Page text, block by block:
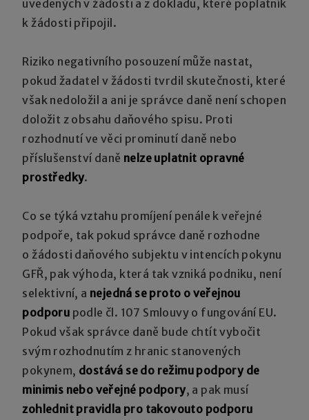
uvedených v žádosti a z dokladů, které poplatník
k žádosti připojil.
Riziko negativního posouzení může nastat,
pokud žadatel v žádosti tvrdil skutečnosti, které
však nedoložil a ani je správce daně není schopen
doložit z obsahu daňového spisu. Proti
rozhodnutí ve věci prominutí daně nebo
příslušenství daně nelze uplatnit opravné
prostředky.
Co se týká vztahu promíjení penále k veřejné
podpoře, tak pokud správce daně rozhodne
o žádosti daňového subjektu v intencích pokynu
GFŘ, pak výhoda, která tak vzniká podniku, není
selektivní, a nejedná se proto o veřejnou
podporu podle čl. 107 Smlouvy o fungování EU.
Pokud však správce daně bude chtít vybočit
svým rozhodnutím z hranic stanovených
pokynem, dostává se do režimu podpory de
minimis nebo veřejné podpory, a pak musí
zohlednit pravidla pro takovouto podporu